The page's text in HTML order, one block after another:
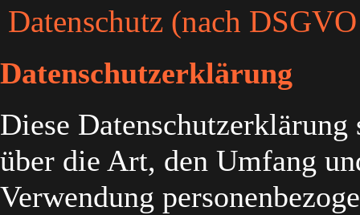
Datenschutz (nach
Datenschutzerklärung
Diese
über die Art, den Umfang
Verwendung